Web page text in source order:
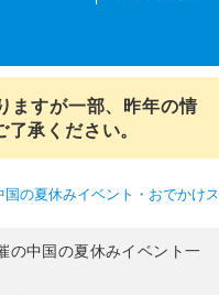
ますが一部、昨年の情
承ください。
国の夏休みイベント・おでかけ
の中国の夏休みイベント一